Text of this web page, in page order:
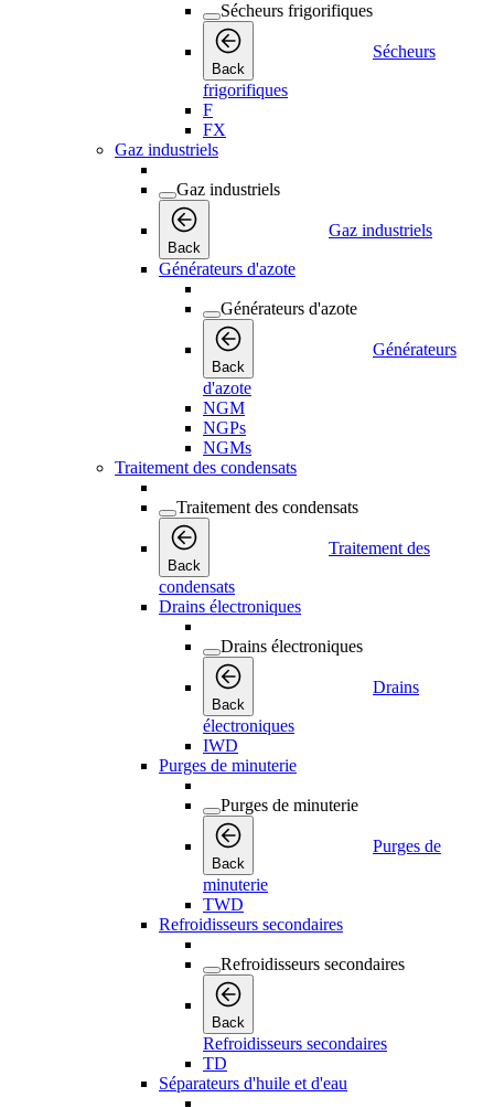
Sécheurs frigorifiques
Back
Sécheurs
frigorifiques
F
FX
Gaz industriels
Gaz industriels
Back
Gaz industriels
Générateurs d'azote
Générateurs d'azote
Back
Générateurs
d'azote
NGM
NGPs
NGMs
Traitement des condensats
Traitement des condensats
Back
Traitement des
condensats
Drains électroniques
Drains électroniques
Back
Drains
électroniques
IWD
Purges de minuterie
Purges de minuterie
Back
Purges de
minuterie
TWD
Refroidisseurs secondaires
Refroidisseurs secondaires
Back
Refroidisseurs secondaires
TD
Séparateurs d'huile et d'eau